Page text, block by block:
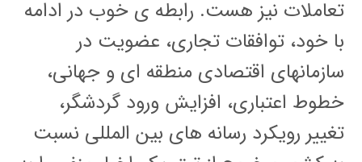
تعاملات نیز هست. رابطه ی خوب در ادامه
با خود، توافقات تجاری، عضویت در
سازمانهای اقتصادی منطقه ای و جهانی،
خطوط اعتباری، افزایش ورود گردشگر،
تغییر رویکرد رسانه های بین المللی نسبت